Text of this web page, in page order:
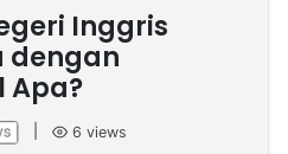
Inggris
dengan
Apa?
6 views